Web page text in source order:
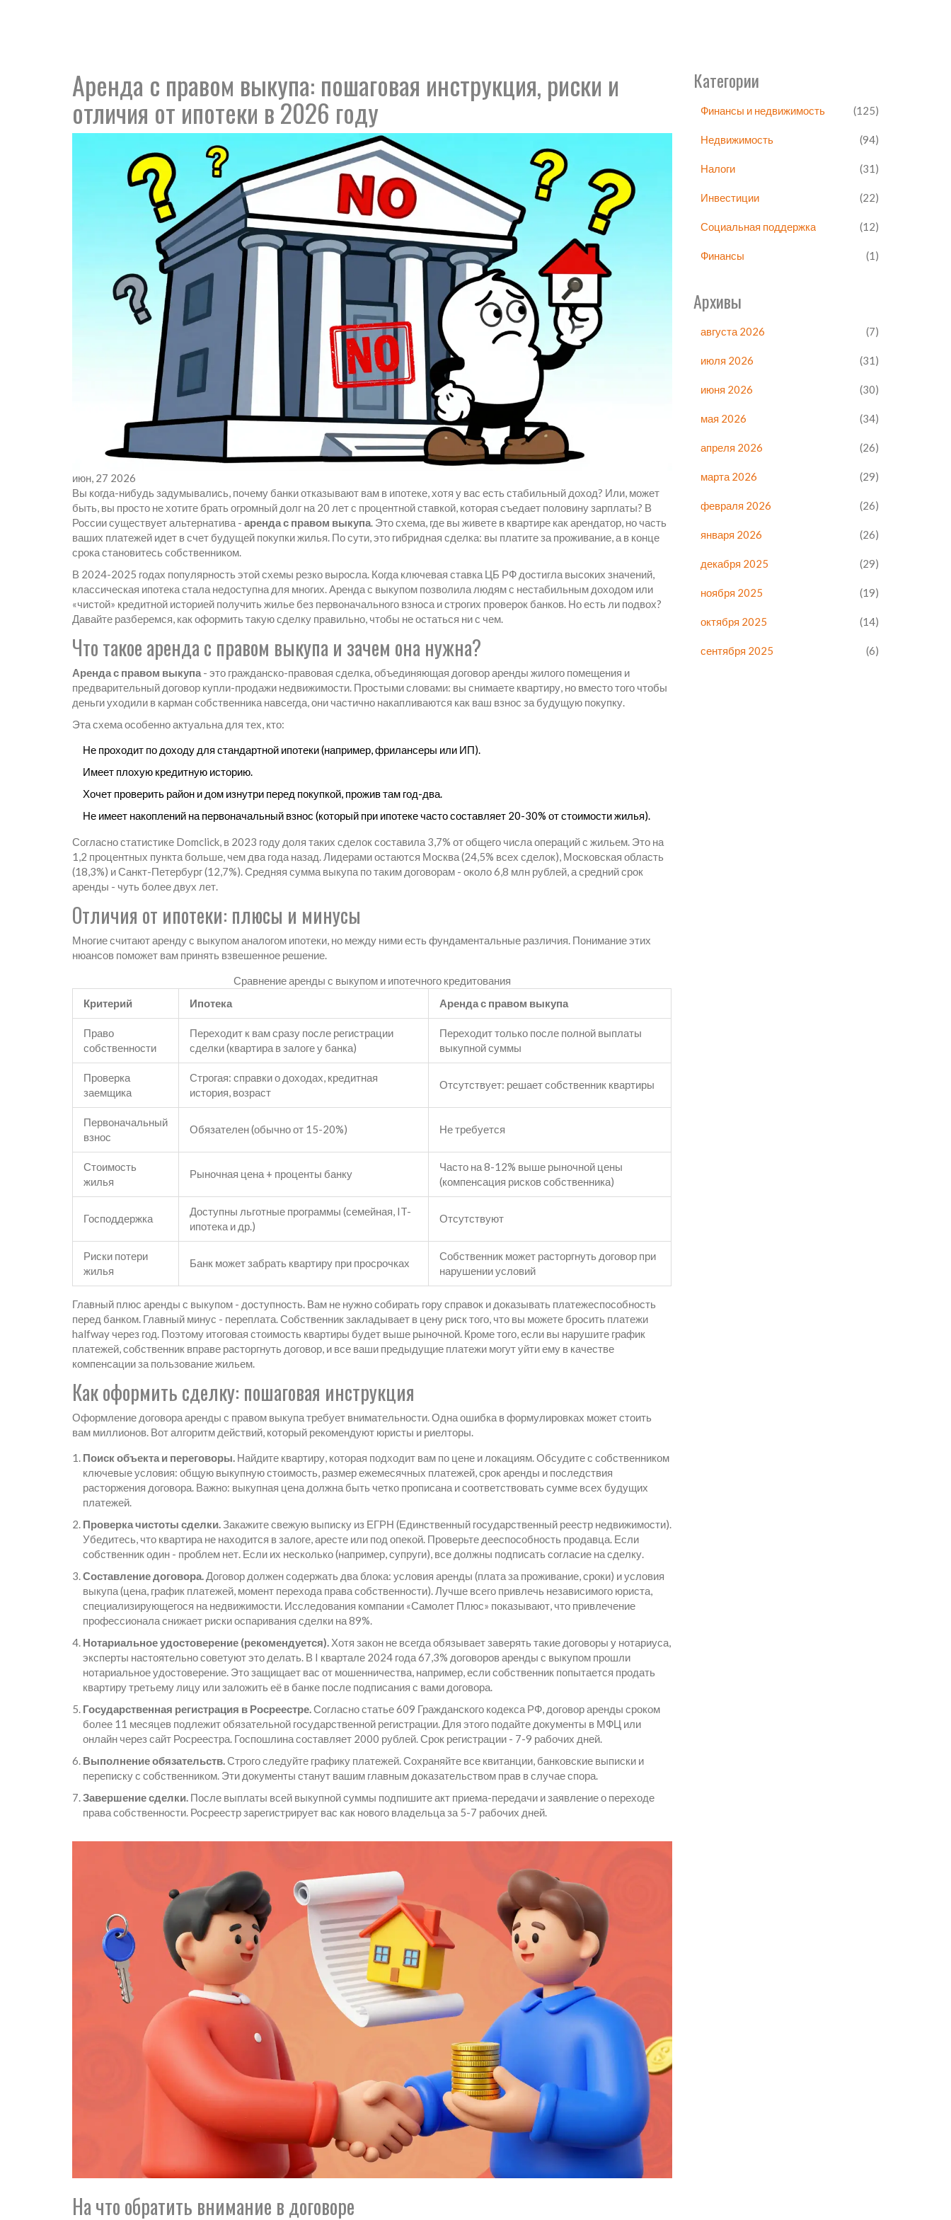
Аренда с правом выкупа: пошаговая инструкция, риски и
отличия от ипотеки в 2026 году
июн, 27 2026
Вы когда-нибудь задумывались, почему банки отказывают вам в ипотеке, хотя у вас есть стабильный доход? Или, может
быть, вы просто не хотите брать огромный долг на 20 лет с процентной ставкой, которая съедает половину зарплаты? В
России существует альтернатива - аренда с правом выкупа. Это схема, где вы живете в квартире как арендатор, но часть
ваших платежей идет в счет будущей покупки жилья. По сути, это гибридная сделка: вы платите за проживание, а в конце
срока становитесь собственником.
В 2024-2025 годах популярность этой схемы резко выросла. Когда ключевая ставка ЦБ РФ достигла высоких значений,
классическая ипотека стала недоступна для многих. Аренда с выкупом позволила людям с нестабильным доходом или
«чистой» кредитной историей получить жилье без первоначального взноса и строгих проверок банков. Но есть ли подвох?
Давайте разберемся, как оформить такую сделку правильно, чтобы не остаться ни с чем.
Что такое аренда с правом выкупа и зачем она нужна?
Аренда с правом выкупа - это гражданско-правовая сделка, объединяющая договор аренды жилого помещения и
предварительный договор купли-продажи недвижимости. Простыми словами: вы снимаете квартиру, но вместо того чтобы
деньги уходили в карман собственника навсегда, они частично накапливаются как ваш взнос за будущую покупку.
Эта схема особенно актуальна для тех, кто:
Не проходит по доходу для стандартной ипотеки (например, фрилансеры или ИП).
Имеет плохую кредитную историю.
Хочет проверить район и дом изнутри перед покупкой, прожив там год-два.
Не имеет накоплений на первоначальный взнос (который при ипотеке часто составляет 20-30% от стоимости жилья).
Согласно статистике Domclick, в 2023 году доля таких сделок составила 3,7% от общего числа операций с жильем. Это на
1,2 процентных пункта больше, чем два года назад. Лидерами остаются Москва (24,5% всех сделок), Московская область
(18,3%) и Санкт-Петербург (12,7%). Средняя сумма выкупа по таким договорам - около 6,8 млн рублей, а средний срок
аренды - чуть более двух лет.
Отличия от ипотеки: плюсы и минусы
Многие считают аренду с выкупом аналогом ипотеки, но между ними есть фундаментальные различия. Понимание этих
нюансов поможет вам принять взвешенное решение.
Сравнение аренды с выкупом и ипотечного кредитования
Критерий
Ипотека Аренда с правом выкупа
Право
собственности
Переходит к вам сразу после регистрации
сделки (квартира в залоге у банка)
Переходит только после полной выплаты
выкупной суммы
Проверка
заемщика
Строгая: справки о доходах, кредитная
история, возраст
Отсутствует: решает собственник квартиры
Первоначальный
взнос
Обязателен (обычно от 15-20%) Не требуется
Стоимость
жилья
Рыночная цена + проценты банку
Часто на 8-12% выше рыночной цены
(компенсация рисков собственника)
Господдержка
Доступны льготные программы (семейная, IT-
ипотека и др.)
Отсутствуют
Риски потери
жилья
Банк может забрать квартиру при просрочках
Собственник может расторгнуть договор при
нарушении условий
Главный плюс аренды с выкупом - доступность. Вам не нужно собирать гору справок и доказывать платежеспособность
перед банком. Главный минус - переплата. Собственник закладывает в цену риск того, что вы можете бросить платежи
halfway через год. Поэтому итоговая стоимость квартиры будет выше рыночной. Кроме того, если вы нарушите график
платежей, собственник вправе расторгнуть договор, и все ваши предыдущие платежи могут уйти ему в качестве
компенсации за пользование жильем.
Как оформить сделку: пошаговая инструкция
Оформление договора аренды с правом выкупа требует внимательности. Одна ошибка в формулировках может стоить
вам миллионов. Вот алгоритм действий, который рекомендуют юристы и риелторы.
Поиск объекта и переговоры. Найдите квартиру, которая подходит вам по цене и локациям. Обсудите с собственником
ключевые условия: общую выкупную стоимость, размер ежемесячных платежей, срок аренды и последствия
расторжения договора. Важно: выкупная цена должна быть четко прописана и соответствовать сумме всех будущих
платежей.
Проверка чистоты сделки.Закажите свежую выписку из ЕГРН (Единственный государственный реестр недвижимости).
Убедитесь, что квартира не находится в залоге, аресте или под опекой. Проверьте дееспособность продавца. Если
собственник один - проблем нет. Если их несколько (например, супруги), все должны подписать согласие на сделку.
Составление договора. Договор должен содержать два блока: условия аренды (плата за проживание, сроки) и условия
выкупа (цена, график платежей, момент перехода права собственности). Лучше всего привлечь независимого юриста,
специализирующегося на недвижимости. Исследования компании «Самолет Плюс» показывают, что привлечение
профессионала снижает риски оспаривания сделки на 89%.
Нотариальное удостоверение (рекомендуется). Хотя закон не всегда обязывает заверять такие договоры у нотариуса,
эксперты настоятельно советуют это делать. В I квартале 2024 года 67,3% договоров аренды с выкупом прошли
нотариальное удостоверение. Это защищает вас от мошенничества, например, если собственник попытается продать
квартиру третьему лицу или заложить её в банке после подписания с вами договора.
Государственная регистрация в Росреестре.Согласно статье 609 Гражданского кодекса РФ, договор аренды сроком
более 11 месяцев подлежит обязательной государственной регистрации. Для этого подайте документы в МФЦ или
онлайн через сайт Росреестра. Госпошлина составляет 2000 рублей. Срок регистрации - 7-9 рабочих дней.
Выполнение обязательств.Строго следуйте графику платежей. Сохраняйте все квитанции, банковские выписки и
переписку с собственником. Эти документы станут вашим главным доказательством прав в случае спора.
Завершение сделки. После выплаты всей выкупной суммы подпишите акт приема-передачи и заявление о переходе
права собственности. Росреестр зарегистрирует вас как нового владельца за 5-7 рабочих дней.
На что обратить внимание в договоре
Категории
Финансы и недвижимость (125)
Недвижимость (94)
Налоги (31)
Инвестиции (22)
Социальная поддержка (12)
Финансы (1)
Архивы
августа 2026 (7)
июля 2026 (31)
июня 2026 (30)
мая 2026 (34)
апреля 2026 (26)
марта 2026 (29)
февраля 2026 (26)
января 2026 (26)
декабря 2025 (29)
ноября 2025 (19)
октября 2025 (14)
сентября 2025 (6)